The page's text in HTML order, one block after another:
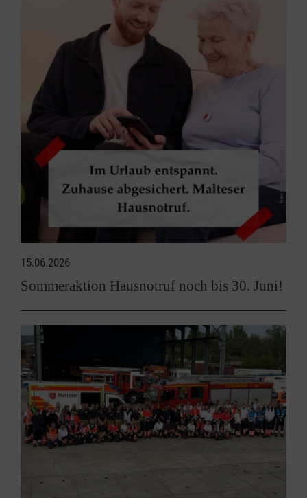
15.06.2026
Sommeraktion Hausnotruf noch bis 30. Juni!